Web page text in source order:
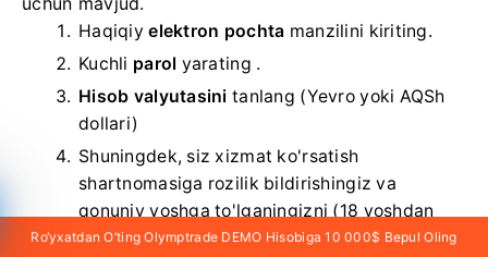
Haqiqiyelektron pochta manzilini kiriting.
Kuchli parol yarating .
Hisob valyutasini tanlang (Yevro yoki AQSh
dollari)
Shuningdek, siz xizmat ko'rsatish
shartnomasiga rozilik bildirishingiz va
qonuniy yoshga to'lganingizni (18 yoshdan
katta) tasdiqlashingiz kerak.
Ro‘yxatdan O‘ting Olymptrade DEMO Hisobiga 10 000$ Bepul Oling